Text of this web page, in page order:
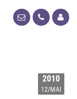
2010
12/MAI